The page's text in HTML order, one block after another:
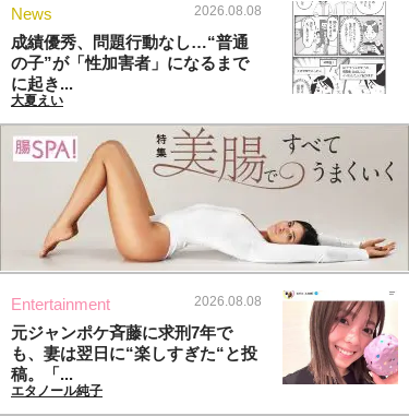
News 2026.08.08
成績優秀、問題行動なし…“普通
の子”が「性加害者」になるまで
に起き...
大夏えい
Entertainment 2026.08.08
元ジャンポケ斉藤に求刑7年で
も、妻は翌日に“楽しすぎた“と投
稿。「...
エタノール純子